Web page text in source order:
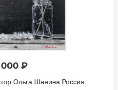
000 ₽
Ольга Шанина Россия